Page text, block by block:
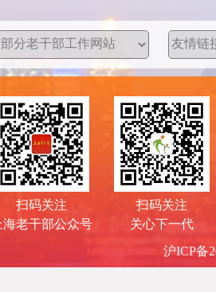
扫码关注
海老干部公众号
扫码关注
关心下一代
沪ICP备